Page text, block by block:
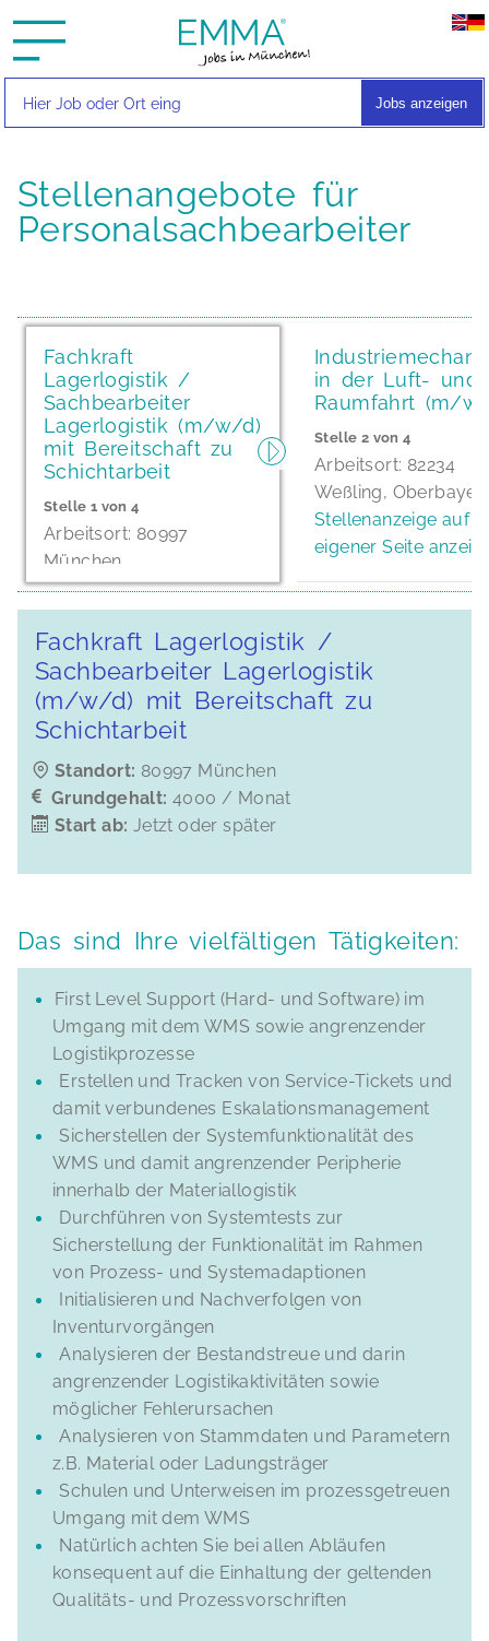
Jobs anzeigen
Stellenangebote für
Personalsachbearbeiter
Fachkraft
Lagerlogistik /
Sachbearbeiter
Lagerlogistik (m/w/d)
mit Bereitschaft zu
Schichtarbeit
1 4
80997
München
Stellenanzeige auf
eigener Seite anzeigen
in der Luft- und
Raumfahrt (m/
2 4
82234
Weßling,
Stellenanzeige auf
eigener Seite
Fachkraft Lagerlogistik /
Sachbearbeiter Lagerlogistik
(m/w/d) mit Bereitschaft zu
Schichtarbeit
Standort: 80997 München
Grundgehalt: 4000 / Monat
Start ab: Jetzt oder später
Das sind Ihre vielfältigen Tätigkeiten:
First Level Support (Hard- und Software) im
Umgang mit dem WMS sowie angrenzender
Logistikprozesse
Erstellen und Tracken von Service-Tickets und
damit verbundenes Eskalationsmanagement
Sicherstellen der Systemfunktionalität des
WMS und damit angrenzender Peripherie
innerhalb der Materiallogistik
Durchführen von Systemtests zur
Sicherstellung der Funktionalität im Rahmen
von Prozess- und Systemadaptionen
Initialisieren und Nachverfolgen von
Inventurvorgängen
Analysieren der Bestandstreue und darin
angrenzender Logistikaktivitäten sowie
möglicher Fehlerursachen
Analysieren von Stammdaten und Parametern
z.B. Material oder Ladungsträger
Schulen und Unterweisen im prozessgetreuen
Umgang mit dem WMS
Natürlich achten Sie bei allen Abläufen
konsequent auf die Einhaltung der geltenden
Qualitäts- und Prozessvorschriften